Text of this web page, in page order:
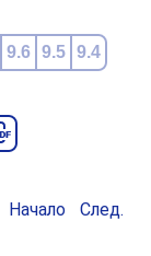
9.6 9.5 9.4
Начало След.